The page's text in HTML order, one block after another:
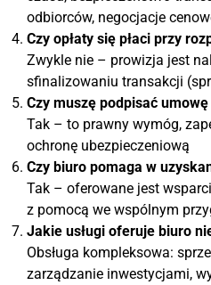
odbiorców, negocjacje
Czy opłaty się płaci przy
Zwykle nie – prowizja jest
sfinalizowaniu transakcji
Czy muszę podpisać
Tak – to prawny wymóg,
ochronę ubezpieczeniową
Czy biuro pomaga w
Tak – oferowane jest
z pomocą we wspólnym
Jakie usługi oferuje biuro
Obsługa kompleksowa:
zarządzanie inwestycjami,